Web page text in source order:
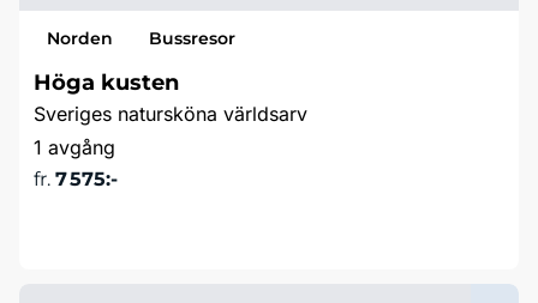
Norden Bussresor
Höga kusten
Sveriges natursköna världsarv
1 avgång
fr. 7 575:-